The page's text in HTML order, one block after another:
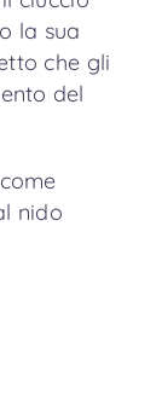
la sua
che gli
del
nido